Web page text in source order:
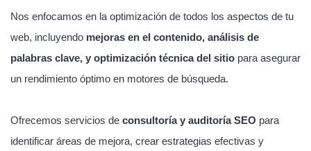
Nos enfocamos en la optimización de todos los aspectos de tu
web, incluyendo mejoras en el contenido, análisis de
palabras clave, y optimización técnica del sitio para asegurar
un rendimiento óptimo en motores de búsqueda.
Ofrecemos servicios de consultoría y auditoría SEO para
identificar áreas de mejora, crear estrategias efectivas y